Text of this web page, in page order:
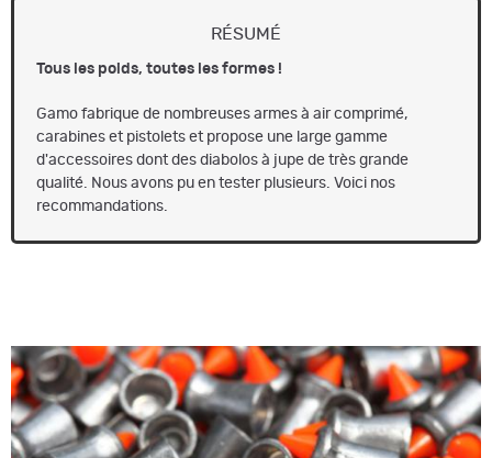
RÉSUMÉ
Tous les poids, toutes les formes !
Gamo fabrique de nombreuses armes à air comprimé,
carabines et pistolets et propose une large gamme
d'accessoires dont des diabolos à jupe de très grande
qualité. Nous avons pu en tester plusieurs. Voici nos
recommandations.